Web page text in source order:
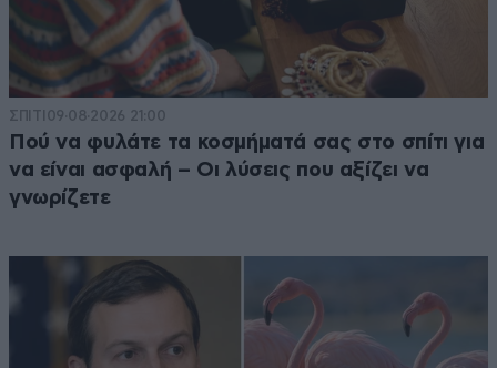
ΣΠΙΤΙ 09·08·2026 21:00
Πού να φυλάτε τα κοσμήματά σας στο σπίτι για
να είναι ασφαλή – Οι λύσεις που αξίζει να
γνωρίζετε